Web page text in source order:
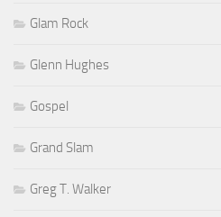
Glam Rock
Glenn Hughes
Gospel
Grand Slam
Greg T. Walker